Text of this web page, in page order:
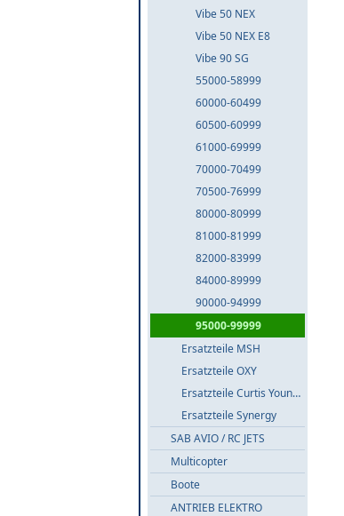
Vibe 50 NEX
Vibe 50 NEX E8
Vibe 90 SG
55000-58999
60000-60499
60500-60999
61000-69999
70000-70499
70500-76999
80000-80999
81000-81999
82000-83999
84000-89999
90000-94999
95000-99999
Ersatzteile MSH
Ersatzteile OXY
Ersatzteile Curtis Youngblood
Ersatzteile Synergy
SAB AVIO / RC JETS
Multicopter
Boote
ANTRIEB ELEKTRO